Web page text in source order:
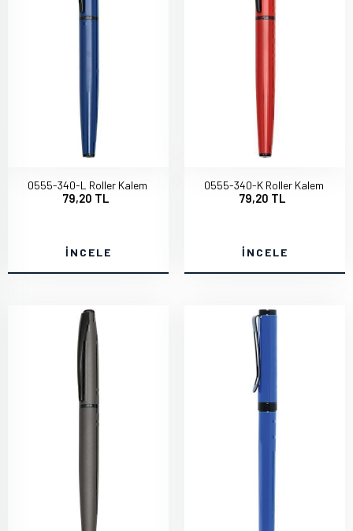
0555-340-L Roller Kalem
79,20 TL
İNCELE
0555-340-K Roller Kalem
79,20 TL
İNCELE